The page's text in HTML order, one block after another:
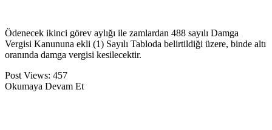
Ödenecek ikinci görev aylığı ile zamlardan 488 sayılı Damga
Vergisi Kanununa ekli (1) Sayılı Tabloda belirtildiği üzere, binde altı
oranında damga vergisi kesilecektir.
Post Views: 457
Okumaya Devam Et